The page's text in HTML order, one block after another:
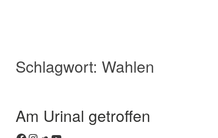
Schlagwort: Wahlen
Am Urinal getroffen
K